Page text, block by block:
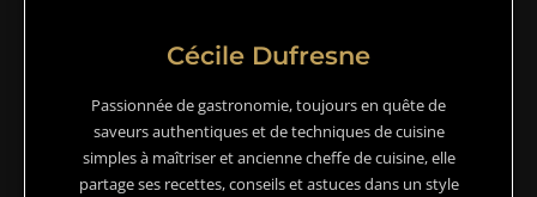
Cécile Dufresne
Passionnée de gastronomie, toujours en quête de
saveurs authentiques et de techniques de cuisine
simples à maîtriser et ancienne cheffe de cuisine, elle
partage ses recettes, conseils et astuces dans un style